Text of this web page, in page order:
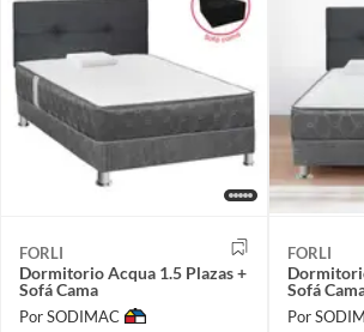
FORLI
Dormitorio Acqua 1.5 Plazas +
Sofá Cama
Por SODIMAC
FORLI
Sofá
Por